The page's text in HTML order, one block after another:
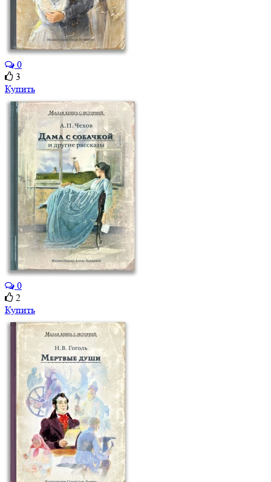
0
3
Купить
0
2
Купить